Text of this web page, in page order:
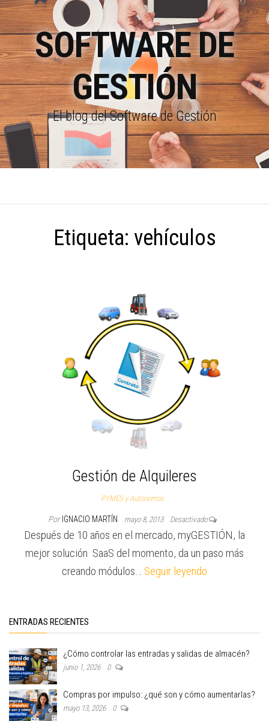
SOFTWARE DE
GESTIÓN
El blog del Software de Gestión
Etiqueta: vehículos
Gestión de Alquileres
PYMES y Autónomos
Por IGNACIO MARTÍN mayo 8, 2013 Desactivado
Después de 10 años en el mercado, myGESTIÓN, la
mejor solución SaaS del momento, da un paso más
creando módulos… Seguir leyendo
ENTRADAS RECIENTES
¿Cómo controlar las entradas y salidas de almacén?
junio 1, 2026 0
Compras por impulso: ¿qué son y cómo aumentarlas?
mayo 13, 2026 0